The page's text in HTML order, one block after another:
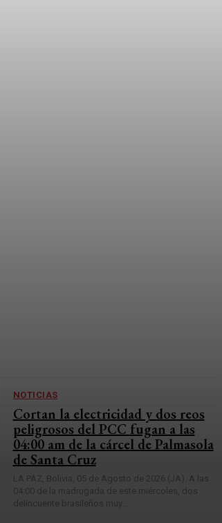
NOTICIAS
Cortan la electricidad y dos reos
peligrosos del PCC fugan a las
04:00 am de la cárcel de Palmasola
de Santa Cruz
LA PAZ, Bolivia, 05 de Agosto de 2026 (JA). A las
04:00 de la madrugada de este miércoles, dos
delincuente brasileños muy...